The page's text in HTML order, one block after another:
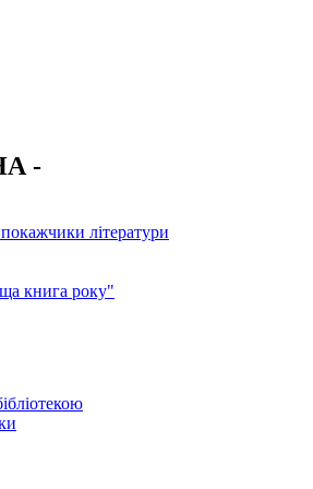
-
літератури
книга року"